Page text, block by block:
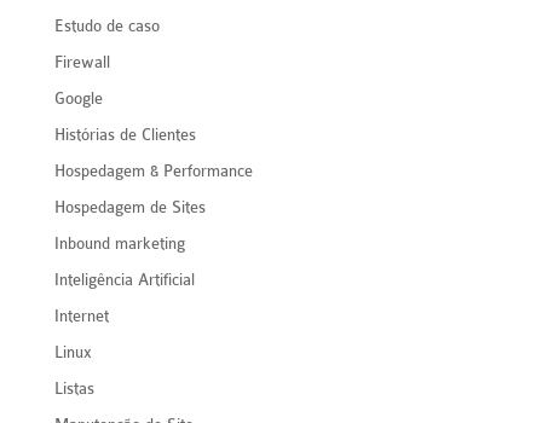
Estudo de caso
Firewall
Google
Histórias de Clientes
Hospedagem & Performance
Hospedagem de Sites
Inbound marketing
Inteligência Artificial
Internet
Linux
Listas